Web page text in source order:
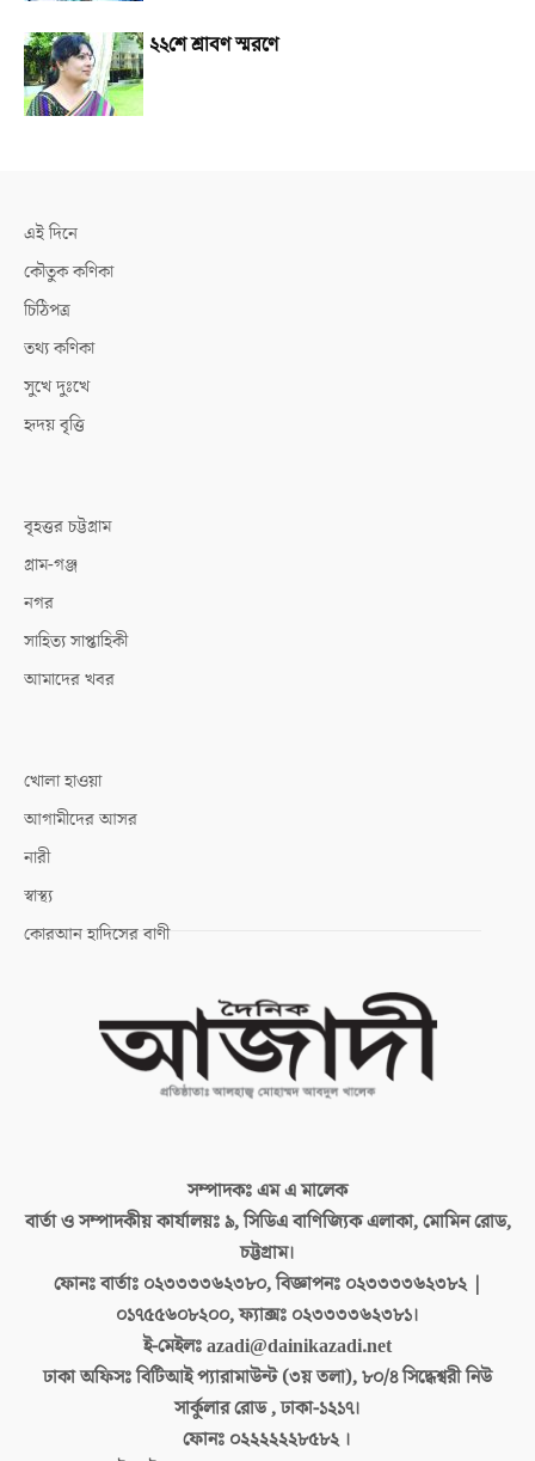
২২শে শ্রাবণ স্মরণে
এই দিনে
কৌতুক কণিকা
চিঠিপত্র
তথ্য কণিকা
সুখে দুঃখে
হৃদয় বৃত্তি
বৃহত্তর চট্টগ্রাম
গ্রাম-গঞ্জ
নগর
সাহিত্য সাপ্তাহিকী
আমাদের খবর
খোলা হাওয়া
আগামীদের আসর
নারী
স্বাস্থ্য
কোরআন হাদিসের বাণী
সম্পাদকঃএম এ মালেক
বার্তা ও সম্পাদকীয় কার্যালয়ঃ৯, সিডিএ বাণিজ্যিক এলাকা, মোমিন রোড,
চট্টগ্রাম।
ফোনঃ বার্তাঃ ০২৩৩৩৩৬২৩৮০, বিজ্ঞাপনঃ ০২৩৩৩৩৬২৩৮২ |
০১৭৫৫৬০৮২০০, ফ্যাক্সঃ ০২৩৩৩৩৬২৩৮১।
ই-মেইলঃazadi@dainikazadi.net
ঢাকা অফিসঃবিটিআই প্যারামাউন্ট (৩য় তলা), ৮০/৪ সিদ্ধেশ্বরী নিউ
সার্কুলার রোড , ঢাকা-১২১৭।
ফোনঃ ০২২২২২২৮৫৮২ ।